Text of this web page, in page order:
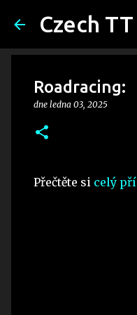
Czech
Roadracing:
dne ledna 03, 2025
Přečtěte si celý